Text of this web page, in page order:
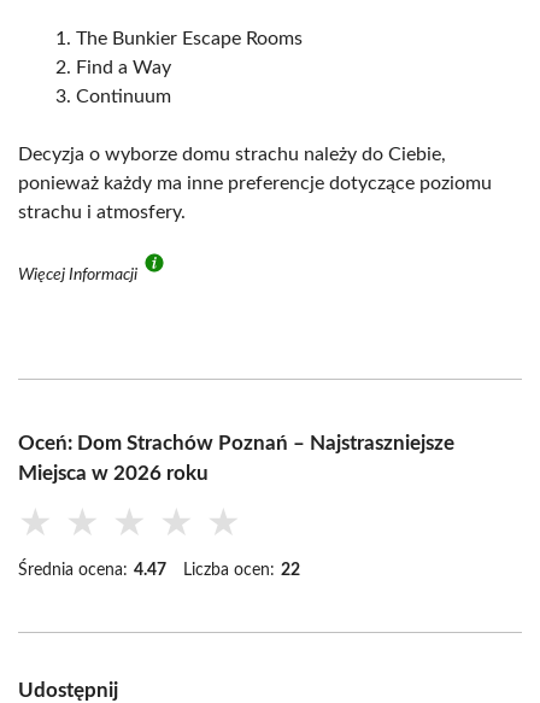
The Bunkier Escape Rooms
Find a Way
Continuum
Decyzja o wyborze domu strachu należy do Ciebie,
ponieważ każdy ma inne preferencje dotyczące poziomu
strachu i atmosfery.
Więcej Informacji
Oceń: Dom Strachów Poznań – Najstraszniejsze
Miejsca w 2026 roku
★ ★ ★ ★ ★
Średnia ocena: 4.47 Liczba ocen: 22
Udostępnij